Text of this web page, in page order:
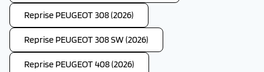
Reprise PEUGEOT 308 (2026)
Reprise PEUGEOT 308 SW (2026)
Reprise PEUGEOT 408 (2026)